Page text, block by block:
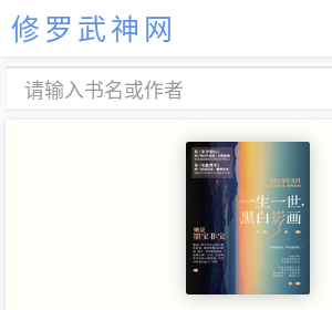
修罗武神网